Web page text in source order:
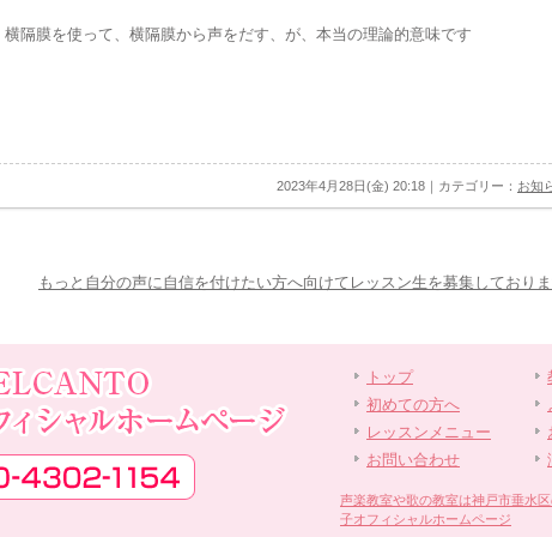
隔膜を使って、横隔膜から声をだす、が、本当の理論的意味です
2023年4月28日(金) 20:18｜カテゴリー： お知
もっと自分の声に自信を付けたい方へ向けてレッスン生を募集しており
トップ
初めての方へ
レッスンメニュー
お問い合わせ
声楽教室や歌の教室は神戸市垂水
子オフィシャルホームページ